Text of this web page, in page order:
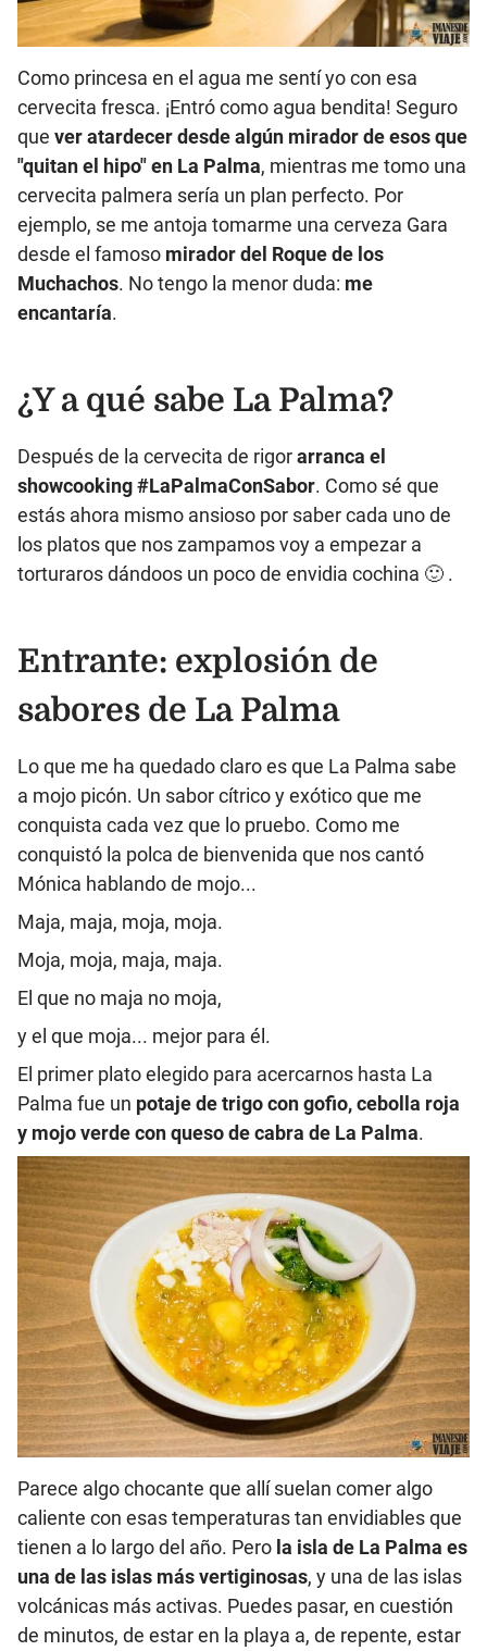
Como princesa en el agua me sentí yo con esa
cervecita fresca. ¡Entró como agua bendita! Seguro
que ver atardecer desde algún miradorde esos que
"quitan el hipo" en La Palma, mientras me tomo una
cervecita palmera sería un plan perfecto. Por
ejemplo, se me antoja tomarme una cerveza Gara
desde el famoso mirador del Roque de los
Muchachos. No tengo la menor duda: me
encantaría.
¿Y a qué sabe La Palma?
Después de la cervecita de rigorarranca el
showcooking #LaPalmaConSabor. Como sé que
estás ahora mismo ansioso por saber cada uno de
los platos que nos zampamos voy a empezar a
torturaros dándoos un poco de envidia cochina 🙂 .
Entrante: explosión de
sabores de La Palma
Lo que me ha quedado claro es que La Palma sabe
a mojo picón. Un sabor cítrico y exótico que me
conquista cada vez que lo pruebo. Como me
conquistó la polca de bienvenida que nos cantó
Mónica hablando de mojo...
Maja, maja, moja, moja.
Moja, moja, maja, maja.
El que no maja no moja,
y el que moja... mejor para él.
El primer plato elegido para acercarnos hasta La
Palma fue un potaje de trigo con gofio, cebolla roja
y mojo verde con queso de cabra de La Palma.
Parece algo chocante que allí suelan comer algo
caliente con esas temperaturas tan envidiables que
tienen a lo largo del año. Pero la isla de La Palma es
una de las islas más vertiginosas, y una de las islas
volcánicas más activas. Puedes pasar, en cuestión
de minutos, de estar en la playa a, de repente, estar